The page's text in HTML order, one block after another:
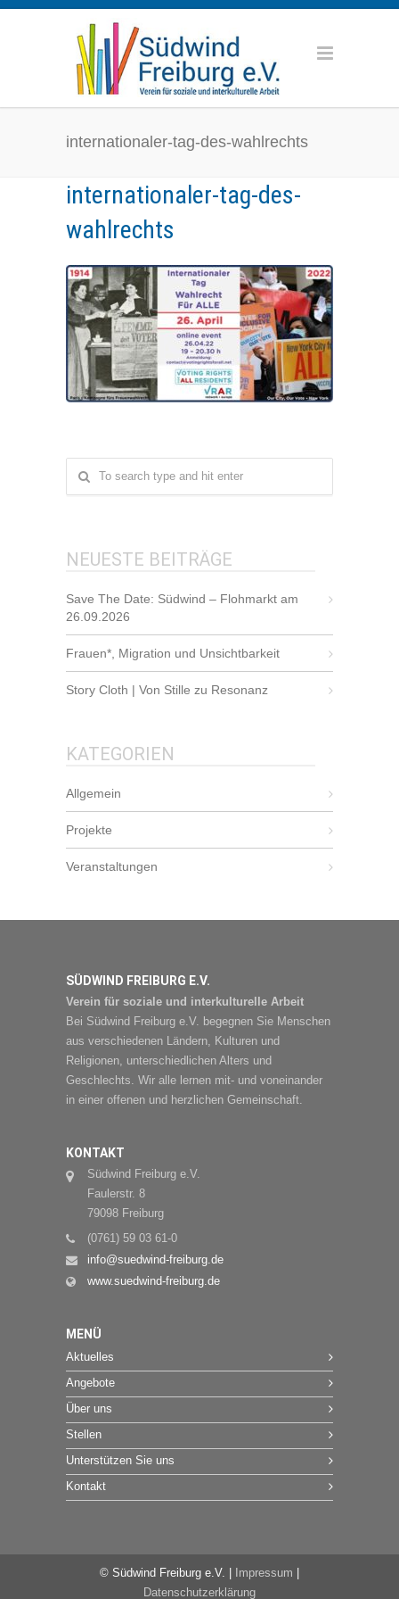
internationaler-tag-des-wahlrechts
internationaler-tag-des-
wahlrechts
NEUESTE BEITRÄGE
Save The Date: Südwind – Flohmarkt am
26.09.2026
Frauen*, Migration und Unsichtbarkeit
Story Cloth | Von Stille zu Resonanz
KATEGORIEN
Allgemein
Projekte
Veranstaltungen
SÜDWIND FREIBURG E.V.
Verein für soziale und interkulturelle Arbeit
Bei Südwind Freiburg e.V. begegnen Sie Menschen
aus verschiedenen Ländern, Kulturen und
Religionen, unterschiedlichen Alters und
Geschlechts. Wir alle lernen mit- und voneinander
in einer offenen und herzlichen Gemeinschaft.
KONTAKT
Südwind Freiburg e.V.
Faulerstr. 8
79098 Freiburg
(0761) 59 03 61-0
info@suedwind-freiburg.de
www.suedwind-freiburg.de
MENÜ
Aktuelles
Angebote
Über uns
Stellen
Unterstützen Sie uns
Kontakt
© Südwind Freiburg e.V. | Impressum
Datenschutzerklärung